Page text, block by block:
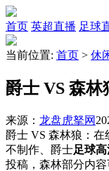
首页 英超直播 足球
当前位置: 首页 > 休
爵士 VS 森林
来源： 龙盘虎拏网
爵士 VS 森林狼：
不制作、爵士足球
投稿，森林部分内